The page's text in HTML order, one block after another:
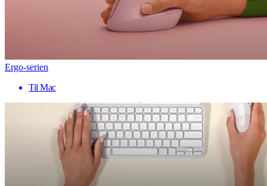
Ergo-serien
Til Mac